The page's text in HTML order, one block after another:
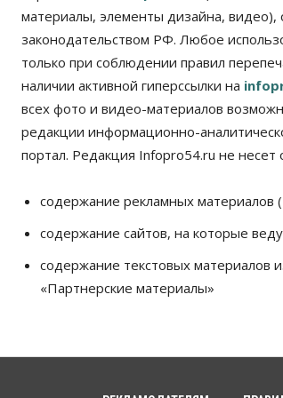
материалы, элементы дизайна, видео),
законодательством РФ. Любое
только при соблюдении правил
наличии активной гиперссылки на
всех фото и видео-материалов
редакции информационно-
портал. Редакция Infopro54.ru не несет
содержание рекламных материалов
содержание сайтов, на которые
содержание текстовых материалов
«Партнерские материалы»